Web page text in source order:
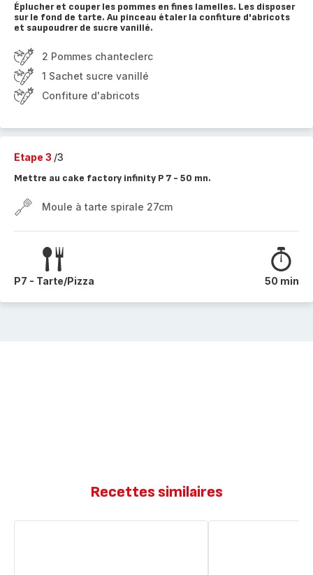
Éplucher et couper les pommes en fines lamelles. Les disposer
sur le fond de tarte. Au pinceau étaler la confiture d'abricots
et saupoudrer de sucre vanillé.
2 Pommes chanteclerc
1 Sachet sucre vanillé
Confiture d'abricots
Etape 3 /3
Mettre au cake factory infinity P 7 - 50 mn.
Moule à tarte spirale 27cm
P7 - Tarte/Pizza 50 min
Recettes similaires